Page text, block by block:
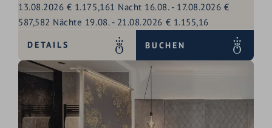
13.08.2026 € 1.175,161 Nacht 16.08. - 17.08.2026 €
587,582 Nächte 19.08. - 21.08.2026 € 1.155,16
DETAILS BUCHEN